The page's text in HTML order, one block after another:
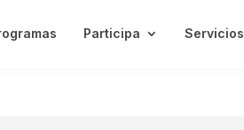
Participa Servicios